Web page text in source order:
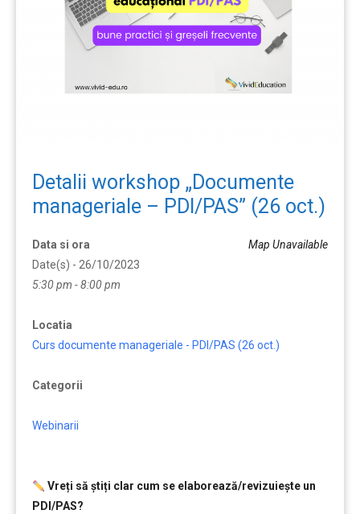
Detalii workshop „Documente
manageriale – PDI/PAS” (26 oct.)
Map Unavailable
Data si ora
Date(s) - 26/10/2023
5:30 pm - 8:00 pm
Locatia
Curs documente manageriale - PDI/PAS (26 oct.)
Categorii
Webinarii
Vreți să ştiți clar cum se elaborează/revizuieşte un
PDI/PAS?